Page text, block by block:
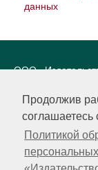
Продолжив
соглашаетесь
Политикой
данных
ООО
LLC Материалы,
охраняются
прав.
этого сайта
издательством.